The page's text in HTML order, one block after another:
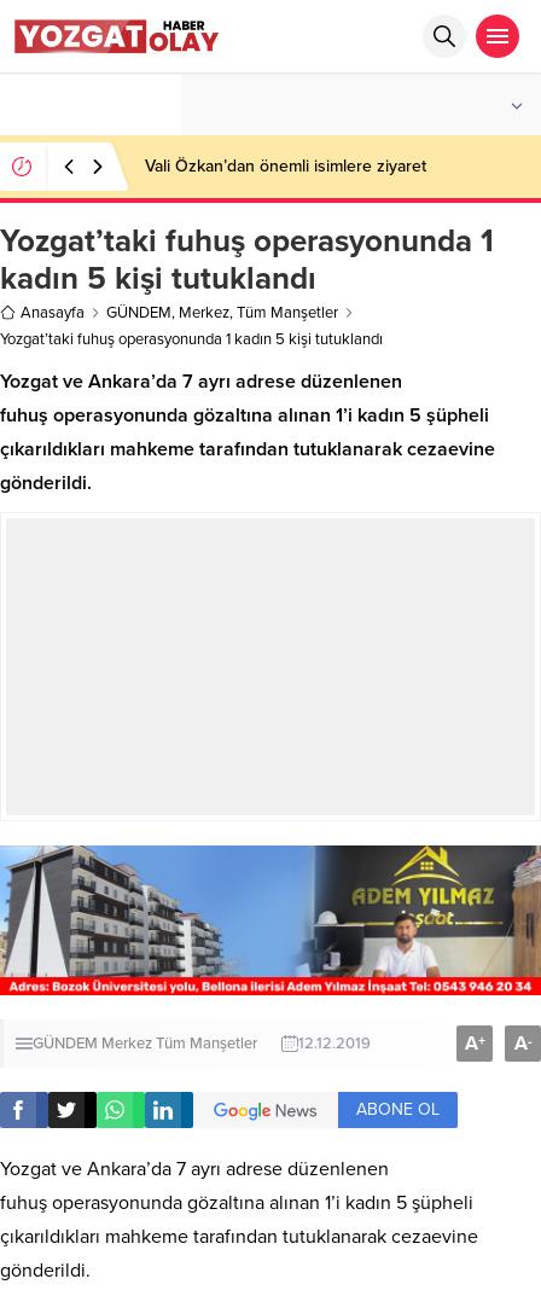
Vali Özkan’dan önemli isimlere ziyaret
Yozgat’taki fuhuş operasyonunda 1
kadın 5 kişi tutuklandı
Anasayfa GÜNDEM, Merkez,Tüm Manşetler
Yozgat’taki fuhuş operasyonunda 1 kadın 5 kişi tutuklandı
Yozgat ve Ankara’da 7 ayrı adrese düzenlenen
fuhuş operasyonunda gözaltına alınan 1’i kadın 5 şüpheli
çıkarıldıkları mahkeme tarafından tutuklanarak cezaevine
gönderildi.
GÜNDEM MerkezTüm Manşetler 12.12.2019 A+ A-
ABONE OL
Yozgat ve Ankara’da 7 ayrı adrese düzenlenen
fuhuş operasyonunda gözaltına alınan 1’i kadın 5 şüpheli
çıkarıldıkları mahkeme tarafından tutuklanarak cezaevine
gönderildi.